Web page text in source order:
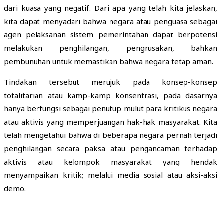
dari kuasa yang negatif. Dari apa yang telah kita jelaskan,
kita dapat menyadari bahwa negara atau penguasa sebagai
agen pelaksanan sistem pemerintahan dapat berpotensi
melakukan penghilangan, pengrusakan, bahkan
pembunuhan untuk memastikan bahwa negara tetap aman.
Tindakan tersebut merujuk pada konsep-konsep
totalitarian atau kamp-kamp konsentrasi, pada dasarnya
hanya berfungsi sebagai penutup mulut para kritikus negara
atau aktivis yang memperjuangan hak-hak masyarakat. Kita
telah mengetahui bahwa di beberapa negara pernah terjadi
penghilangan secara paksa atau pengancaman terhadap
aktivis atau kelompok masyarakat yang hendak
menyampaikan kritik; melalui media sosial atau aksi-aksi
demo.